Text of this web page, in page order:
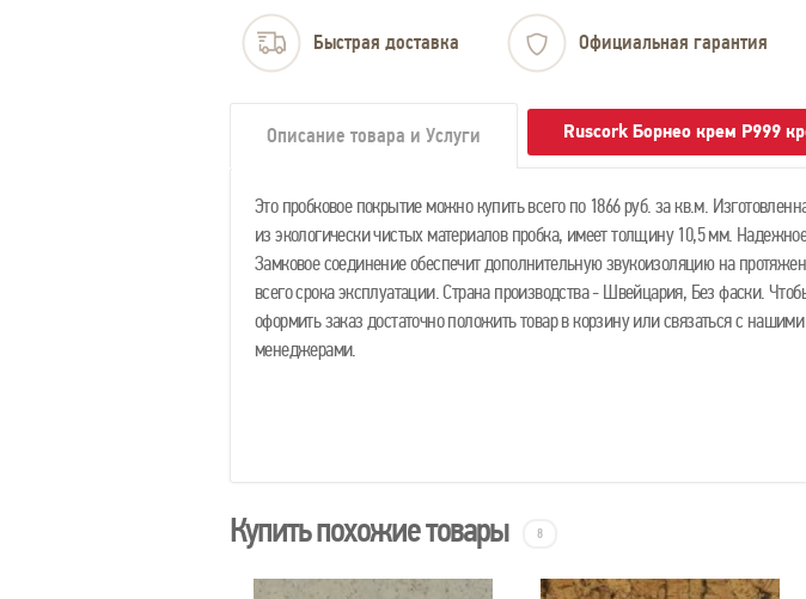
Быстрая доставка Официальная гарантия
Описание товара и Услуги Ruscork Борнео крем Р999
Это пробковое покрытие можно купить всего по 1866 руб. за кв.м.
из экологически чистых материалов пробка, имеет толщину 10,5 мм.
Замковое соединение обеспечит дополнительную звукоизоляцию на
всего срока эксплуатации. Страна производства - Швейцария, Без фаски.
оформить заказ достаточно положить товар в корзину или связаться с нашими
менеджерами.
Купить похожие товары 8